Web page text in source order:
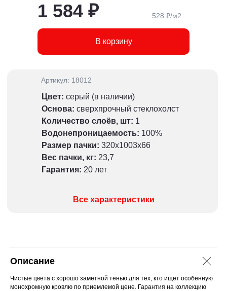
528 ₽/м2
1 584 ₽
В корзину
Артикул: 18012
Цвет: серый (в наличии)
Основа: сверхпрочный стеклохолст
Количество слоёв, шт: 1
Водонепроницаемость: 100%
Размер пачки: 320х1003х66
Вес пачки, кг: 23,7
Гарантия: 20 лет
Все характеристики
Описание
Чистые цвета с хорошо заметной тенью для тех, кто ищет особенную
монохромную кровлю по приемлемой цене. Гарантия на коллекцию